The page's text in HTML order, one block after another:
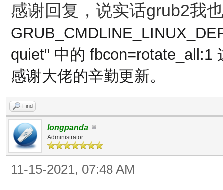
感谢回复，说实话grub2我
quiet" 中的 fbcon=rotate_all:1
感谢大佬的辛勤更新。
Find
longpanda
Administrator
11-15-2021, 07:48 AM